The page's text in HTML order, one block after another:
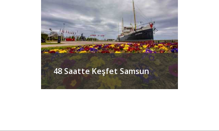
48 Saatte Keşfet Samsun